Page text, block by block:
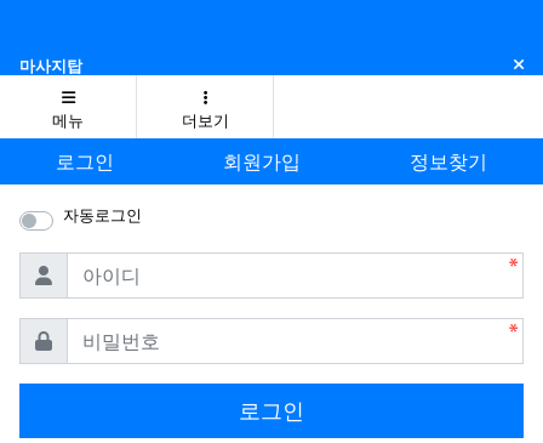
마사지탑 닫
메뉴 더보기
로그인 회원가입 정보찾기
자동로그인
아이디
비밀번호
로그인